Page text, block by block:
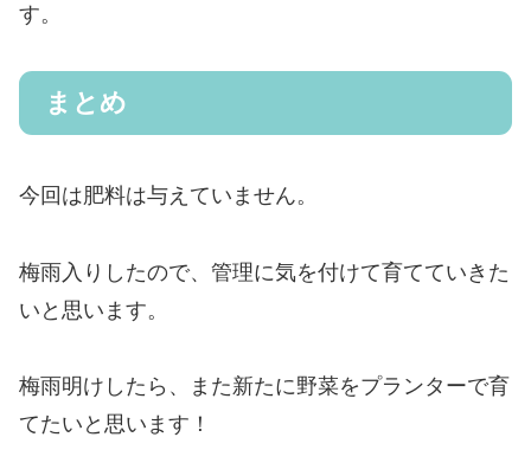
す。
まとめ
今回は肥料は与えていません。
梅雨入りしたので、管理に気を付けて育てていきた
いと思います。
梅雨明けしたら、また新たに野菜をプランターで育
てたいと思います！